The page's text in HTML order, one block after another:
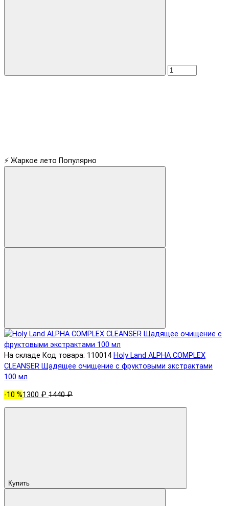
⚡ Жаркое лето Популярно
На складе Код товара: 110014 Holy Land ALPHA COMPLEX
CLEANSER Щадящее очищение с фруктовыми экстрактами
100 мл
-10 %1300 ₽ 1440 ₽
Купить